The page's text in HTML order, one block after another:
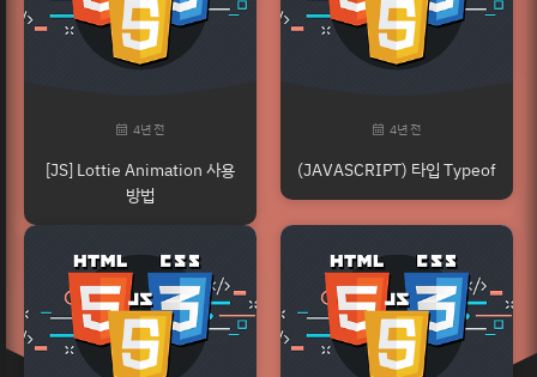
4년 전
[JS] Lottie Animation 사용
방법
4년 전
(JAVASCRIPT) 타입 Typeof